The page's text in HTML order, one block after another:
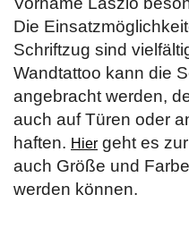
Die
Schriftzug sind
Wandtattoo kann die
angebracht werden,
auch auf Türen oder
haften. Hier geht es
auch Größe und
werden können.